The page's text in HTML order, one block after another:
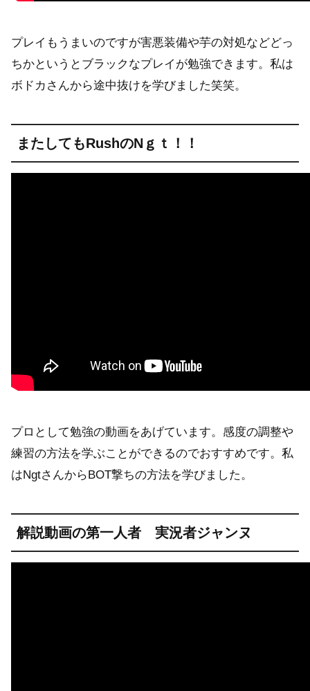
プレイもうまいのですが害悪装備や芋の対処などどっ
ちかというとブラックなプレイが勉強できます。私は
ボドカさんから途中抜けを学びました笑笑。
またしてもRushのNｇｔ！！
プロとして勉強の動画をあげています。感度の調整や
練習の方法を学ぶことができるのでおすすめです。私
はNgtさんからBOT撃ちの方法を学びました。
解説動画の第一人者 実況者ジャンヌ